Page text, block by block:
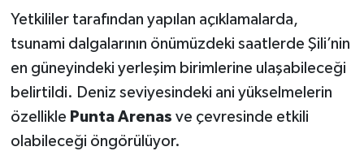
Yetkililer tarafından yapılan açıklamalarda,
tsunami dalgalarının önümüzdeki saatlerde Şili’nin
en güneyindeki yerleşim birimlerine ulaşabileceği
belirtildi. Deniz seviyesindeki ani yükselmelerin
özellikle Punta Arenas ve çevresinde etkili
olabileceği öngörülüyor.